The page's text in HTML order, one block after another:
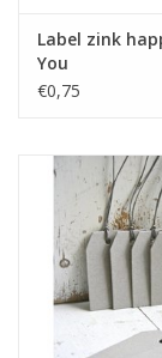
Label zink
You
€0,75